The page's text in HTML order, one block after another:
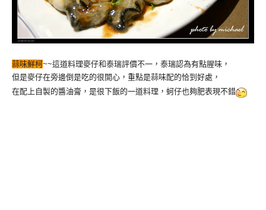
蒜味鮮柯~~這道料理麥仔和泰瑞評價不一，泰瑞認為有點腥味，
但是麥仔在旁邊倒是吃的很開心，重點是蒜味配的恰到好處，
在配上自製的醬油膏，是很下飯的一道料理，蚵仔也夠肥表現不錯